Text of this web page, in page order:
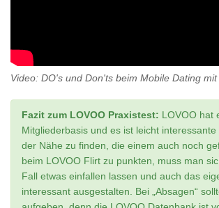
Video: DO's und Don'ts beim Mobile Dating
Fazit zum LOVOO Praxistest: LOVOO hat
Mitgliederbasis und es ist leicht interessante
der Nähe zu finden, die einem auch noch
beim LOVOO Flirt zu punkten, muss man
Fall etwas einfallen lassen und auch das
interessant ausgestalten. Bei „Absagen“